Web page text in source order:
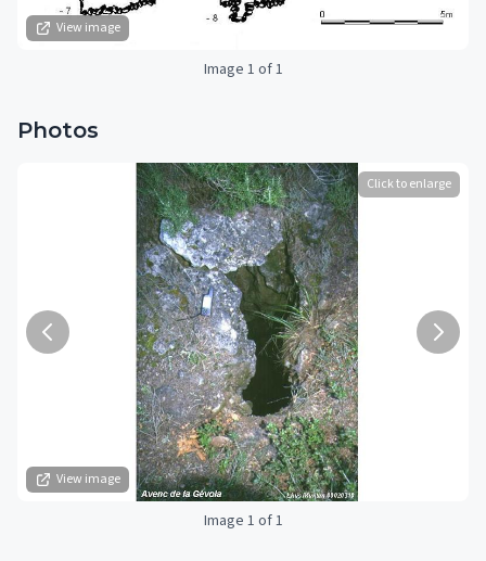
View image
Image 1 of 1
Photos
View image
Click to enlarge
Image 1 of 1